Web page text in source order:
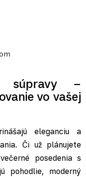
prvky výpisu
súpravy –
vo vašej
eleganciu a
Či už plánujete
posedenia s
pohodlie, moderný